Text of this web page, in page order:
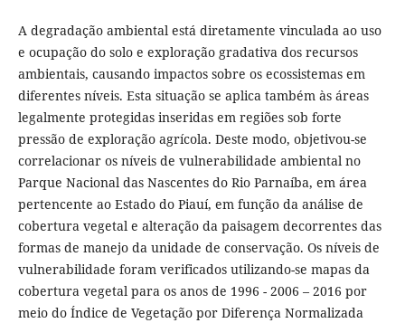
A degradação ambiental está diretamente vinculada ao uso
e ocupação do solo e exploração gradativa dos recursos
ambientais, causando impactos sobre os ecossistemas em
diferentes níveis. Esta situação se aplica também às áreas
legalmente protegidas inseridas em regiões sob forte
pressão de exploração agrícola. Deste modo, objetivou-se
correlacionar os níveis de vulnerabilidade ambiental no
Parque Nacional das Nascentes do Rio Parnaíba, em área
pertencente ao Estado do Piauí, em função da análise de
cobertura vegetal e alteração da paisagem decorrentes das
formas de manejo da unidade de conservação. Os níveis de
vulnerabilidade foram verificados utilizando-se mapas da
cobertura vegetal para os anos de 1996 - 2006 – 2016 por
meio do Índice de Vegetação por Diferença Normalizada